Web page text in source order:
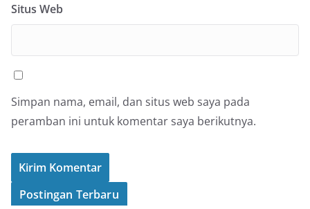
Situs Web
Simpan nama, email, dan situs web saya pada
peramban ini untuk komentar saya berikutnya.
Postingan Terbaru